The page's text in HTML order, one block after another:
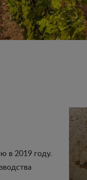
в 2019 году.